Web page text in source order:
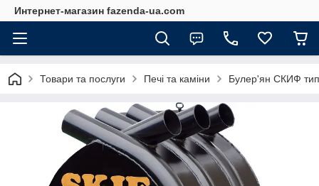
Интернет-магазин fazenda-ua.com
Товари та послуги Печі та каміни Булер'ян СКИФ